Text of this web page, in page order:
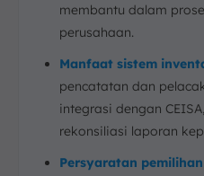
membantu dalam
perusahaan.
Manfaat sistem
pencatatan dan
integrasi dengan
rekonsiliasi laporan
Persyaratan pemilihan